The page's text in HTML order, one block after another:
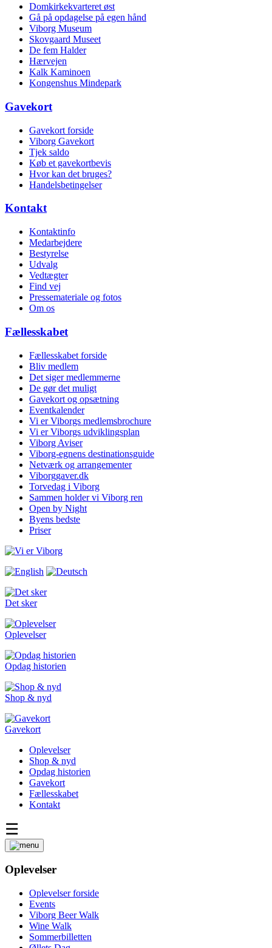
Domkirkekvarteret øst
Gå på opdagelse på egen hånd
Viborg Museum
Skovgaard Museet
De fem Halder
Hærvejen
Kalk Kaminoen
Kongenshus Mindepark
Gavekort
Gavekort forside
Viborg Gavekort
Tjek saldo
Køb et gavekortbevis
Hvor kan det bruges?
Handelsbetingelser
Kontakt
Kontaktinfo
Medarbejdere
Bestyrelse
Udvalg
Vedtægter
Find vej
Pressemateriale og fotos
Om os
Fællesskabet
Fællesskabet forside
Bliv medlem
Det siger medlemmerne
De gør det muligt
Gavekort og opsætning
Eventkalender
Vi er Viborgs medlemsbrochure
Vi er Viborgs udviklingsplan
Viborg Aviser
Viborg-egnens destinationsguide
Netværk og arrangementer
Viborggaver.dk
Torvedag i Viborg
Sammen holder vi Viborg ren
Open by Night
Byens bedste
Priser
Det sker
Oplevelser
Opdag historien
Shop & nyd
Gavekort
Oplevelser
Shop & nyd
Opdag historien
Gavekort
Fællesskabet
Kontakt
☰
Oplevelser
Oplevelser forside
Events
Viborg Beer Walk
Wine Walk
Sommerbilletten